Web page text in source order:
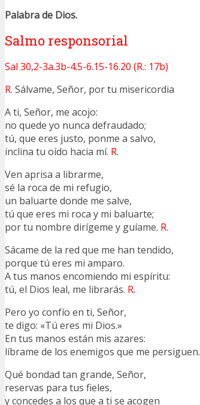
Palabra de Dios.
Salmo responsorial
Sal 30,2-3a.3b-4.5-6.15-16.20 (R.: 17b)
R. Sálvame, Señor, por tu misericordia
A ti, Señor, me acojo:
no quede yo nunca defraudado;
tú, que eres justo, ponme a salvo,
inclina tu oído hacia mí. R.
Ven aprisa a librarme,
sé la roca de mi refugio,
un baluarte donde me salve,
tú que eres mi roca y mi baluarte;
por tu nombre dirígeme y guíame. R.
Sácame de la red que me han tendido,
porque tú eres mi amparo.
A tus manos encomiendo mi espíritu:
tú, el Dios leal, me librarás. R.
Pero yo confío en ti, Señor,
te digo: «Tú eres mi Dios.»
En tus manos están mis azares:
líbrame de los enemigos que me persiguen.
Qué bondad tan grande, Señor,
reservas para tus fieles,
y concedes a los que a ti se acogen